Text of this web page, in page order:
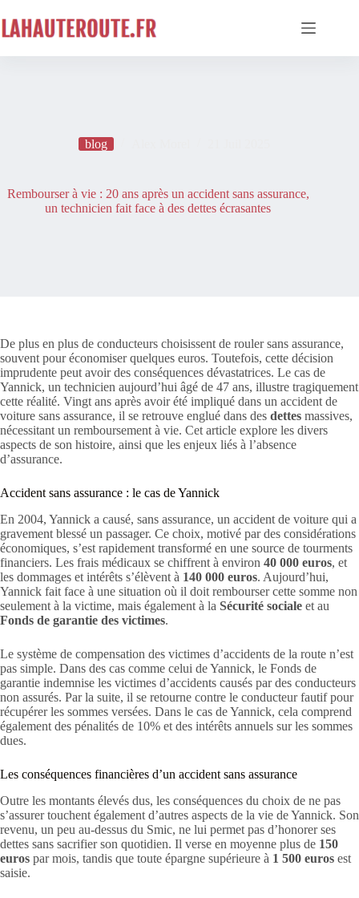
au
contenu
blog
Rembourser à vie : 20 ans après un accident sans assurance,
un technicien fait face à des dettes écrasantes
De plus en plus de conducteurs choisissent de rouler sans assurance,
souvent pour économiser quelques euros. Toutefois, cette décision
imprudente peut avoir des conséquences dévastatrices. Le cas de
Yannick, un technicien aujourd’hui âgé de 47 ans, illustre tragiquement
cette réalité. Vingt ans après avoir été impliqué dans un accident de
voiture sans assurance, il se retrouve englué dans des dettes massives,
nécessitant un remboursement à vie. Cet article explore les divers
aspects de son histoire, ainsi que les enjeux liés à l’absence
d’assurance.
Accident sans assurance : le cas de Yannick
En 2004, Yannick a causé, sans assurance, un accident de voiture qui a
gravement blessé un passager. Ce choix, motivé par des considérations
économiques, s’est rapidement transformé en une source de tourments
financiers. Les frais médicaux se chiffrent à environ 40 000 euros, et
les dommages et intérêts s’élèvent à 140 000 euros. Aujourd’hui,
Yannick fait face à une situation où il doit rembourser cette somme non
seulement à la victime, mais également à la Sécurité sociale et au
Fonds de garantie des victimes.
Le système de compensation des victimes d’accidents de la route n’est
pas simple. Dans des cas comme celui de Yannick, le Fonds de
garantie indemnise les victimes d’accidents causés par des conducteurs
non assurés. Par la suite, il se retourne contre le conducteur fautif pour
récupérer les sommes versées. Dans le cas de Yannick, cela comprend
également des pénalités de 10% et des intérêts annuels sur les sommes
dues.
Les conséquences financières d’un accident sans assurance
Outre les montants élevés dus, les conséquences du choix de ne pas
s’assurer touchent également d’autres aspects de la vie de Yannick. Son
revenu, un peu au-dessus du Smic, ne lui permet pas d’honorer ses
dettes sans sacrifier son quotidien. Il verse en moyenne plus de 150
euros par mois, tandis que toute épargne supérieure à 1 500 euros est
saisie.